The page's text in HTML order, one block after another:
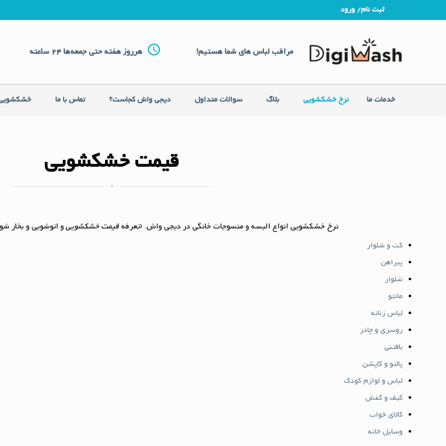
ثبت نام/ ورود
مراقب لباس های شما هستیم! هرروز هفته حتی جمعه‌ها 24 ساعته
خدمات ما نرخ خشکشویی بلاگ سوالات متداول دیجی واش کجاست؟ تماس با ما
قیمت خشکشویی
نرخ خشکشویی انواع البسه و منسوجات خانگی در دیجی واش. (تعرفهقیمت خشکشوییو اتوشویی و
کت و شلوار
پیراهن
شلوار
مانتو
لباس زنانه
روسری و چادر
بافتنی
پالتو و کاپشن
لباس و لوازم کودک
کیف و کفش
کالای خواب
وسایل خانه